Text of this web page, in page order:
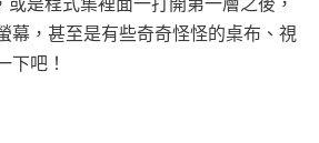
幕，甚至是有些奇奇怪怪的桌布、視
下吧！